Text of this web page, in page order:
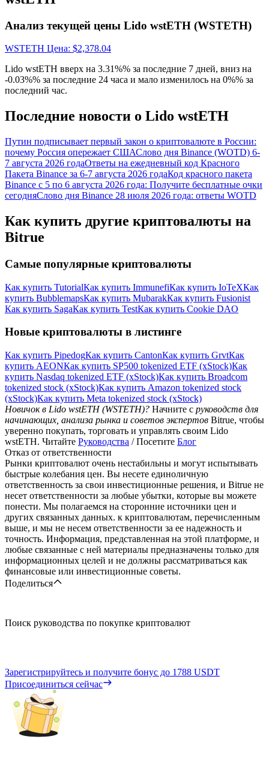
Скачать
Русский
Анализ текущей цены Lido wstETH (WSTETH)
WSTETH Цена: $2,378.04
Lido wstETH вверх на 3.31%% за последние 7 дней, вниз на
-0.03%% за последние 24 часа и мало изменилось на 0%% за
последний час.
Последние новости о Lido wstETH
Путин подписывает первый закон о криптовалюте в России:
почему Россия опережает СШАСлово дня Binance (WOTD) 6-
7 августа 2026 годаОтветы на ежедневный код Красного
Пакета Binance за 6-7 августа 2026 годаКод красного пакета
Binance с 5 по 6 августа 2026 года: Получите бесплатные очки
сегодняСлово дня Binance 28 июля 2026 года: ответы WOTD
Как купить другие криптовалюты на
Bitrue
Самые популярные криптовалюты
Как купить TutorialКак купить ImmunefiКак купить IoTeXКак
купить BubblemapsКак купить MubarakКак купить Fusionist
Как купить SagaКак купить TestКак купить Cookie DAO
Новые криптовалюты в листинге
Как купить PipedogКак купить CantonКак купить GrvtКак
купить AEONКак купить SP500 tokenized ETF (xStock)Как
купить Nasdaq tokenized ETF (xStock)Как купить Broadcom
tokenized stock (xStock)Как купить Amazon tokenized stock
(xStock)Как купить Meta tokenized stock (xStock)
Новичок в Lido wstETH (WSTETH)? Начните с руководств для
начинающих, анализа рынка и советов экспертов Bitrue, чтобы
уверенно покупать, торговать и управлять своим Lido
wstETH. Читайте Руководства / Посетите Блог
Отказ от ответственности
Рынки криптовалют очень нестабильны и могут испытывать
быстрые колебания цен. Вы несете единоличную
ответственность за свои инвестиционные решения, и Bitrue не
несет ответственности за любые убытки, которые вы можете
понести. Мы полагаемся на сторонние источники цен и
других связанных данных. к криптовалютам, перечисленным
выше, и мы не несем ответственности за ее надежность и
точность. Информация, представленная на этой платформе, и
любые связанные с ней материалы предназначены только для
информационных целей и не должны рассматриваться как
финансовые или инвестиционные советы.
Поделиться
Поиск руководства по покупке криптовалют
Зарегистрируйтесь и получите бонус до 1788 USDT
Присоединиться сейчас